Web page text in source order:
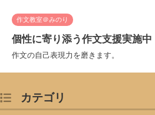
作文教室＠みのり
個性に寄り添う作文支援実施中
作文の自己表現力を磨きます。
カテゴリ